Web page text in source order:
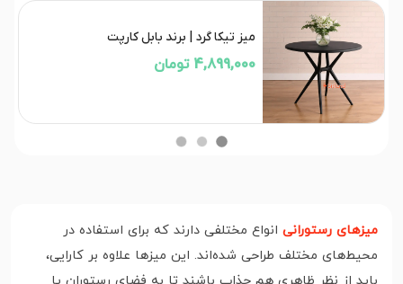
میز تیکا گرد | برند بابل کارپت
4,899,000 تومان
میزهای رستورانی انواع مختلفی دارند که برای استفاده در
محیط‌های مختلف طراحی شده‌اند. این میزها علاوه بر کارایی،